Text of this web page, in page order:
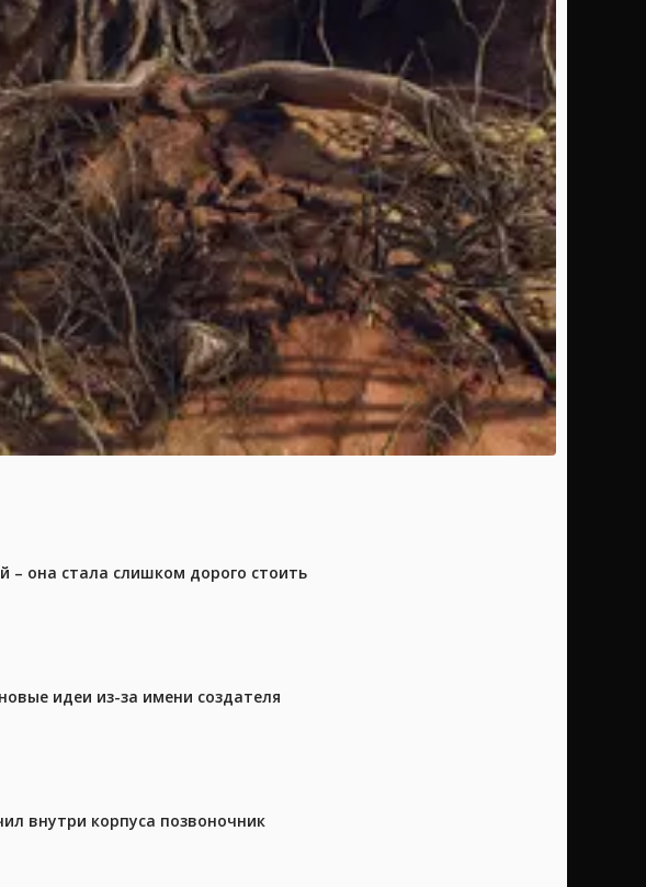
– она стала слишком дорого стоить
идеи из-за имени создателя
внутри корпуса позвоночник